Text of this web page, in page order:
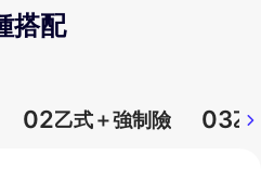
搭配
02乙式＋強制險 03乙